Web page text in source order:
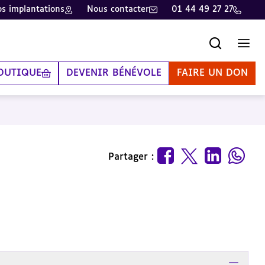
implantations Nous contacter 01 44 49 27 27
DEVENIR BÉNÉVOLE FAIRE UN DON
Partager :